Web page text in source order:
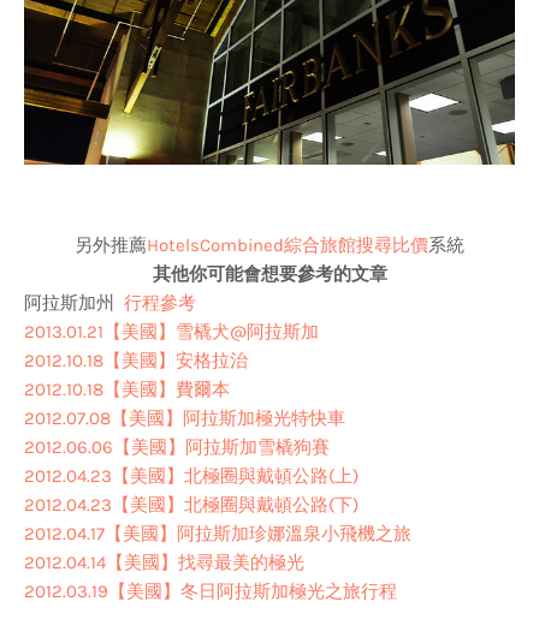
另外推薦HotelsCombined綜合旅館搜尋比價系統
其他你可能會想要參考的文章
阿拉斯加州 行程參考
2013.01.21【美國】雪橇犬@阿拉斯加
2012.10.18【美國】安格拉治
2012.10.18【美國】費爾本
2012.07.08【美國】阿拉斯加極光特快車
2012.06.06【美國】阿拉斯加雪橇狗賽
2012.04.23【美國】北極圈與戴頓公路(上)
2012.04.23【美國】北極圈與戴頓公路(下)
2012.04.17【美國】阿拉斯加珍娜溫泉小飛機之旅
2012.04.14【美國】找尋最美的極光
2012.03.19【美國】冬日阿拉斯加極光之旅行程